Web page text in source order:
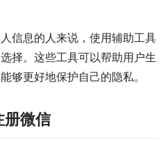
信息的人来说，使用辅助工具
择。这些工具可以帮助用户生
够更好地保护自己的隐私。
册微信